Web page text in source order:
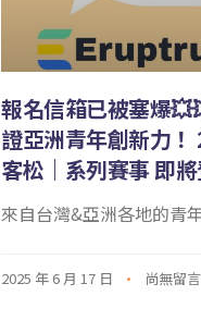
報名信箱已被塞爆
證亞洲青年創新力
客松｜系列賽事 即將
來自台灣&亞洲各地的青
2025 年 6 月 17 日 尚無留言